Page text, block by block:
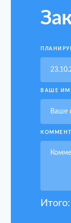
ВАШЕ